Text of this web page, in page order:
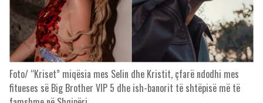
Foto/ “Kriset” miqësia mes Selin dhe Kristit, çfarë ndodhi mes
fitueses së Big Brother VIP 5 dhe ish-banorit të shtëpisë më të